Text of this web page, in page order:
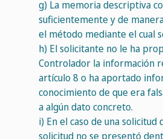
g) La memoria descriptiva
suficientemente y de
el método mediante el cual
h) El solicitante no le ha
Controlador la información
artículo 8 o ha aportado
conocimiento de que era
a algún dato concreto.
i) En el caso de una solicitud
solicitud no se presentó